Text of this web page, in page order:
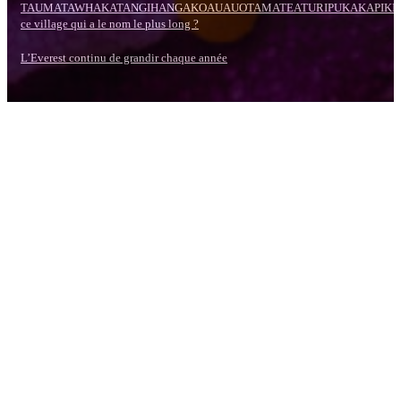
ce village qui a le nom le plus long ?
L’Everest continu de grandir chaque année